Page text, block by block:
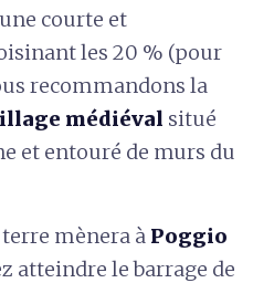
courte et
les 20 % (pour
recommandons la
médiéval situé
et entouré de murs du
mènera à Poggio
atteindre le barrage de